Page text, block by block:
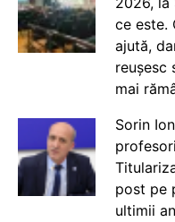
ce este.
ajută,
reușesc
mai
Sorin
post pe
ultimii